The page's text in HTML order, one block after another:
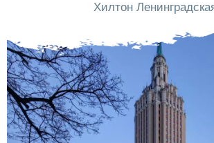
Хилтон